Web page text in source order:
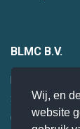
Wij, en
website
BLMC B.V.
3871 KM
085 0 47 94 28